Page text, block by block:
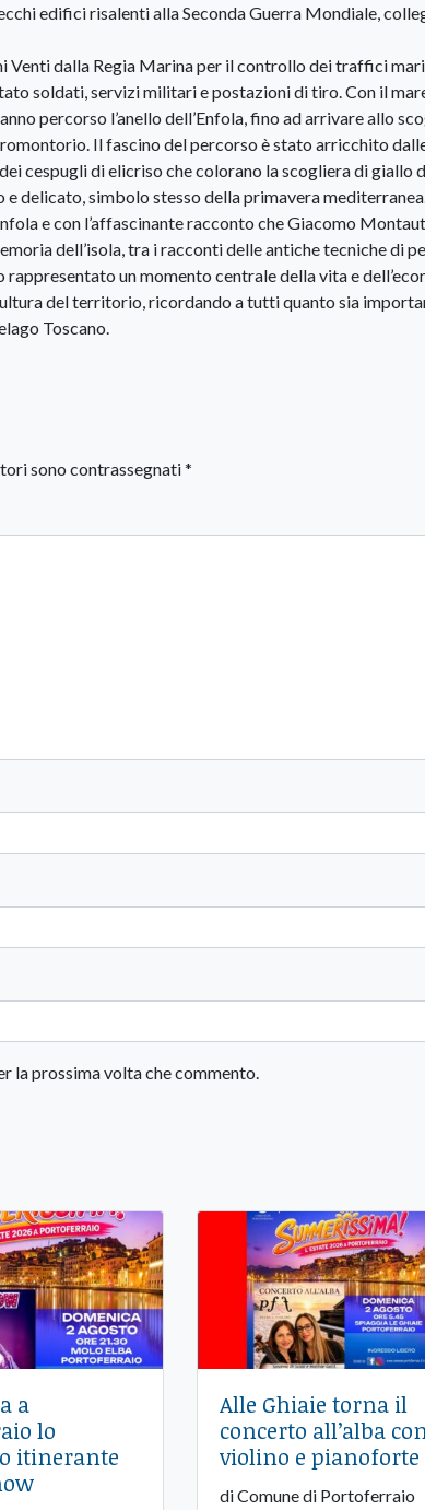
edifici risalenti alla Seconda Guerra Mondiale,
Venti dalla Regia Marina per il controllo dei traffici
soldati, servizi militari e postazioni di tiro. Con il
percorso l’anello dell’Enfola, fino ad arrivare allo
Il fascino del percorso è stato arricchito
cespugli di elicriso che colorano la scogliera di giallo
delicato, simbolo stesso della primavera
e con l’affascinante racconto che Giacomo
dell’isola, tra i racconti delle antiche tecniche di
un momento centrale della vita e
del territorio, ricordando a tutti quanto sia
Toscano.
sono contrassegnati*
la prossima volta che commento.
a
lo
itinerante
Alle Ghiaie torna il
concerto all’alba
violino e pianoforte
di Comune di Portoferraio